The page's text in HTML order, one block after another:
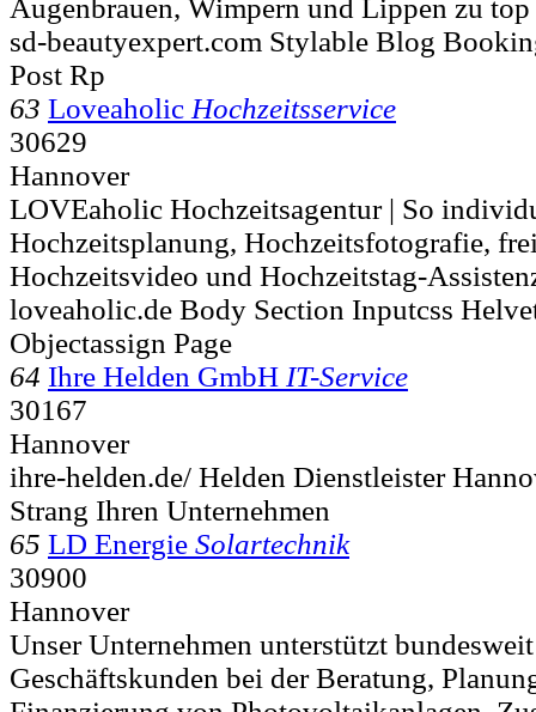
Augenbrauen, Wimpern und Lippen zu top
sd-beautyexpert.com Stylable Blog
Post Rp
63 Loveaholic Hochzeitsservice
30629
Hannover
LOVEaholic Hochzeitsagentur | So
Hochzeitsplanung, Hochzeitsfotografie,
Hochzeitsvideo und Hochzeitstag-
loveaholic.de Body Section Inputcss
Objectassign Page
64 Ihre Helden GmbH IT-Service
30167
Hannover
ihre-helden.de/ Helden Dienstleister
Strang Ihren Unternehmen
65 LD Energie Solartechnik
30900
Hannover
Unser Unternehmen unterstützt
Geschäftskunden bei der Beratung,